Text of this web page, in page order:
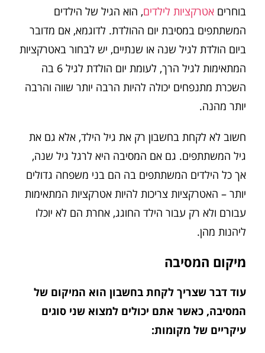
בוחריםאטרקציות לילדים, הוא הגיל של הילדים
המשתתפים במסיבת יום ההולדת. לדוגמא, אם מדובר
ביום הולדת לגיל שנה או שנתיים, יש לבחור באטרקציות
המתאימות לגיל הרך, לעומת יום הולדת לגיל 6 בה
השכרת מתנפחים יכולה להיות הרבה יותר שווה והרבה
יותר מהנה.
חשוב לא לקחת בחשבון רק את גיל הילד, אלא גם את
גיל המשתתפים. גם אם המסיבה היא לרגל גיל שנה,
אך כל הילדים המשתתפים בה הם בני משפחה גדולים
יותר – האטרקציות צריכות להיות אטרקציות המתאימות
עבורם ולא רק עבור הילד החוגג, אחרת הם לא יוכלו
ליהנות מהן.
מיקום המסיבה
עוד דבר שצריך לקחת בחשבון הוא המיקום של
המסיבה, כאשר אתם יכולים למצוא שני סוגים
עיקריים של מקומות: